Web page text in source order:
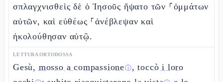
σπλαγχνισθεὶς δὲ ὁ Ἰησοῦς ἥψατο τῶν ⸀ὀμμάτων
αὐτῶν, καὶ εὐθέως ⸀ἀνέβλεψαν καὶ
ἠκολούθησαν αὐτῷ.
LETTURA ORTODOSSA
Gesù, mosso a compassioneⓘ,toccò i loro